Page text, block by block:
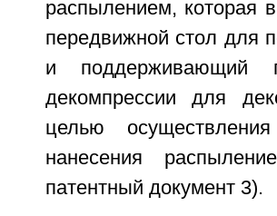
распылением, которая
передвижной стол для
и поддерживающий
декомпрессии для
целью
нанесения
патентный документ 3).